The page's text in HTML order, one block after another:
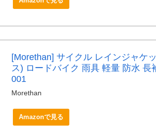
[Morethan] サイクル レインジャケ
ス) ロードバイク 雨具 軽量 防水
001
Morethan
Amazonで見る